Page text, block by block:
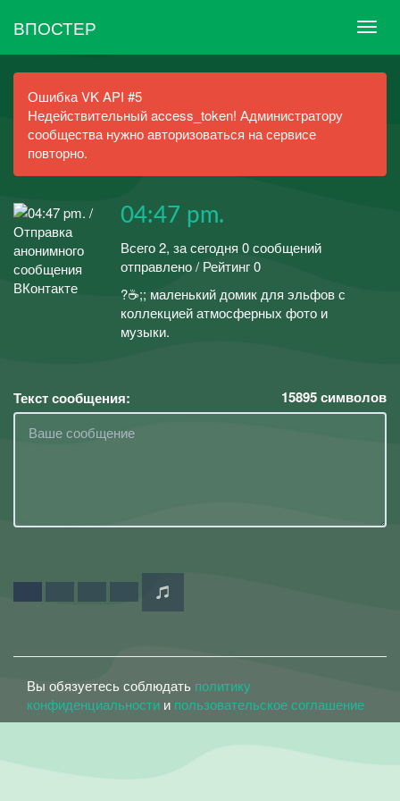
ВПОСТЕР
Ошибка VK API #5
Недействительный access_token! Администратору
сообщества нужно авторизоваться на сервисе
повторно.
04:47 pm.
Всего 2, за сегодня 0 сообщений
отправлено / Рейтинг 0
?️☕;; маленький домик для эльфов с
коллекцией атмосферных фото и
музыки.
Текст сообщения: 15895символов
Вы обязуетесь соблюдать политику
конфиденциальности и пользовательское соглашение